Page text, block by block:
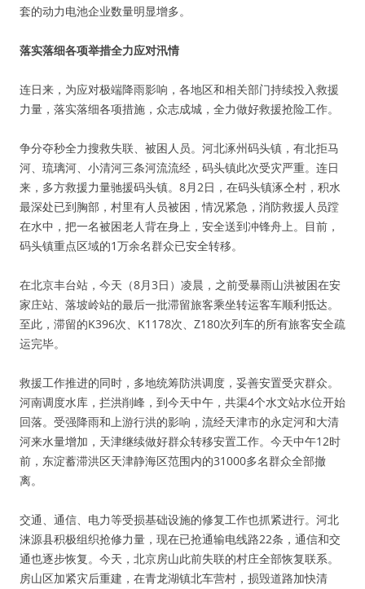
套的动力电池企业数量明显增多。
落实落细各项举措全力应对汛情
连日来，为应对极端降雨影响，各地区和相关部门持续投入救援
力量，落实落细各项措施，众志成城，全力做好救援抢险工作。
争分夺秒全力搜救失联、被困人员。河北涿州码头镇，有北拒马
河、琉璃河、小清河三条河流流经，码头镇此次受灾严重。连日
来，多方救援力量驰援码头镇。8月2日，在码头镇涿仝村，积水
最深处已到胸部，村里有人员被困，情况紧急，消防救援人员蹚
在水中，把一名被困老人背在身上，安全送到冲锋舟上。目前，
码头镇重点区域的1万余名群众已安全转移。
在北京丰台站，今天（8月3日）凌晨，之前受暴雨山洪被困在安
家庄站、落坡岭站的最后一批滞留旅客乘坐转运客车顺利抵达。
至此，滞留的K396次、K1178次、Z180次列车的所有旅客安全疏
运完毕。
救援工作推进的同时，多地统筹防洪调度，妥善安置受灾群众。
河南调度水库，拦洪削峰，到今天中午，共渠4个水文站水位开始
回落。受强降雨和上游行洪的影响，流经天津市的永定河和大清
河来水量增加，天津继续做好群众转移安置工作。今天中午12时
前，东淀蓄滞洪区天津静海区范围内的31000多名群众全部撤
离。
交通、通信、电力等受损基础设施的修复工作也抓紧进行。河北
涞源县积极组织抢修力量，现在已抢通输电线路22条，通信和交
通也逐步恢复。今天，北京房山此前失联的村庄全部恢复联系。
房山区加紧灾后重建，在青龙湖镇北车营村，损毁道路加快清